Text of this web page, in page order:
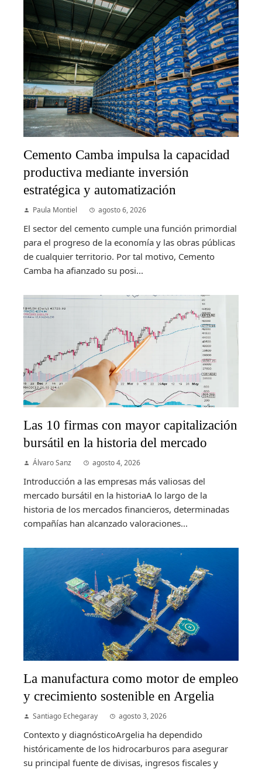
Cemento Camba impulsa la capacidad
productiva mediante inversión
estratégica y automatización
Paula Montiel agosto 6, 2026
El sector del cemento cumple una función primordial
para el progreso de la economía y las obras públicas
de cualquier territorio. Por tal motivo, Cemento
Camba ha afianzado su posi...
Las 10 firmas con mayor capitalización
bursátil en la historia del mercado
Álvaro Sanz agosto 4, 2026
Introducción a las empresas más valiosas del
mercado bursátil en la historiaA lo largo de la
historia de los mercados financieros, determinadas
compañías han alcanzado valoraciones...
La manufactura como motor de empleo
y crecimiento sostenible en Argelia
Santiago Echegaray agosto 3, 2026
Contexto y diagnósticoArgelia ha dependido
históricamente de los hidrocarburos para asegurar
su principal fuente de divisas, ingresos fiscales y